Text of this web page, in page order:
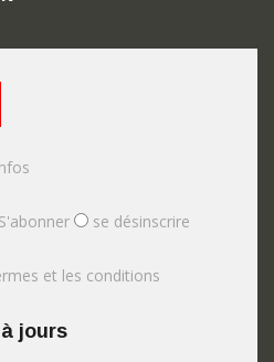
S'abonner se désinscrire
et les conditions
jours